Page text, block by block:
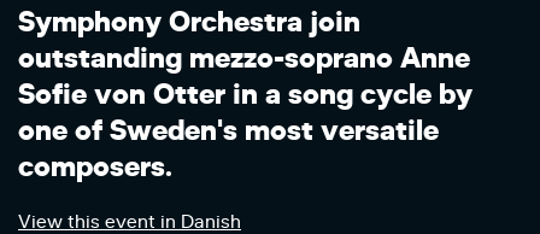
Symphony Orchestra join
outstanding mezzo-soprano Anne
Sofie von Otter in a song cycle by
one of Sweden's most versatile
composers.
View this event in Danish